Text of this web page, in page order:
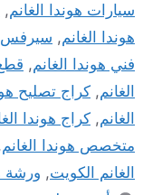
سيارات هوندا الغانم,
هوندا الغانم, سيرفس
فني هوندا الغانم,
الغانم, كراج تصليح
الغانم, كراج هوندا
متخصص هوندا الغانم
الغانم الكويت, ورشة